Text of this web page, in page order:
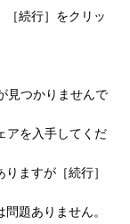
続行］をクリッ
見つかりませんで
アを入手してくだ
ますが［続行］
題ありません。